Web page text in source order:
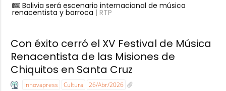
Bolivia será escenario internacional de música
renacentista y barroca | RTP
Con éxito cerró el XV Festival de Música
Renacentista de las Misiones de
Chiquitos en Santa Cruz
Innovapress Cultura 26/Abr/2026